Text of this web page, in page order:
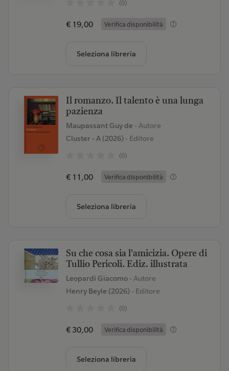
(0)
€ 19,00 Verifica disponibilità
Seleziona libreria
Il romanzo. Il talento è una lunga
pazienza
Maupassant Guy de - Autore
Cluster - A (2026)- Editore
(0)
€ 11,00 Verifica disponibilità
Seleziona libreria
Su che cosa sia l'amicizia. Opere di
Tullio Pericoli. Ediz. illustrata
Leopardi Giacomo - Autore
Henry Beyle (2026)- Editore
(0)
€ 30,00 Verifica disponibilità
Seleziona libreria